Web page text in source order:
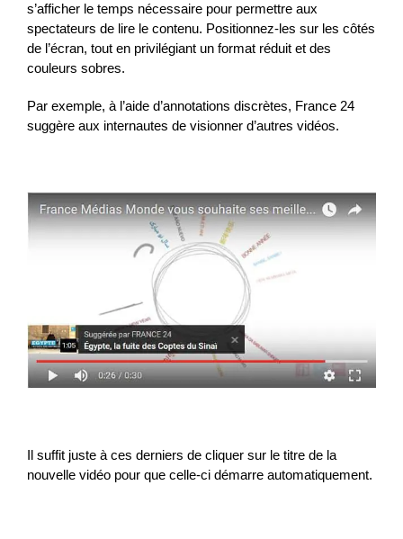
s’afficher le temps nécessaire pour permettre aux
spectateurs de lire le contenu. Positionnez-les sur les côtés
de l’écran, tout en privilégiant un format réduit et des
couleurs sobres.
Par exemple, à l’aide d’annotations discrètes, France 24
suggère aux internautes de visionner d’autres vidéos.
Il suffit juste à ces derniers de cliquer sur le titre de la
nouvelle vidéo pour que celle-ci démarre automatiquement.